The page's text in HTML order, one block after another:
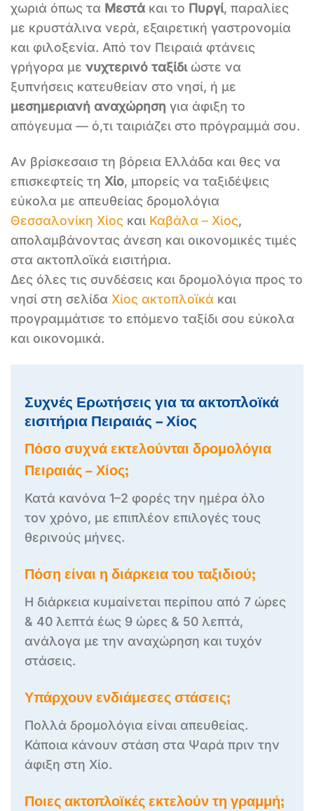
χωριά όπως τα Μεστά και το Πυργί, παραλίες
με κρυστάλινα νερά, εξαιρετική γαστρονομία
και φιλοξενία. Από τον Πειραιά φτάνεις
γρήγορα με νυχτερινό ταξίδιώστε να
ξυπνήσεις κατευθείαν στο νησί, ή με
μεσημεριανή αναχώρηση για άφιξη το
απόγευμα — ό,τι ταιριάζει στο πρόγραμμά σου.
Αν βρίσκεσαισ τη βόρεια Ελλάδα και θες να
επισκεφτείς τη Χίο, μπορείς να ταξιδέψεις
εύκολα με απευθείας δρομολόγια
Θεσσαλονίκη Χίος και Καβάλα – Χίος,
απολαμβάνοντας άνεση και οικονομικές τιμές
στα ακτοπλοϊκά εισιτήρια.
Δες όλες τις συνδέσεις και δρομολόγια προς το
νησί στη σελίδα Χίος ακτοπλοϊκά και
προγραμμάτισε το επόμενο ταξίδι σου εύκολα
και οικονομικά.
Συχνές Ερωτήσεις για τα ακτοπλοϊκά
εισιτήρια Πειραιάς – Χίος
Πόσο συχνά εκτελούνται δρομολόγια
Πειραιάς – Χίος;
Κατά κανόνα 1–2 φορές την ημέρα όλο
τον χρόνο, με επιπλέον επιλογές τους
θερινούς μήνες.
Πόση είναι η διάρκεια του ταξιδιού;
Η διάρκεια κυμαίνεται περίπου από 7 ώρες
& 40 λεπτά έως 9 ώρες & 50 λεπτά,
ανάλογα με την αναχώρηση και τυχόν
στάσεις.
Υπάρχουν ενδιάμεσες στάσεις;
Πολλά δρομολόγια είναι απευθείας.
Κάποια κάνουν στάση στα Ψαρά πριν την
άφιξη στη Χίο.
Ποιες ακτοπλοϊκές εκτελούν τη γραμμή;